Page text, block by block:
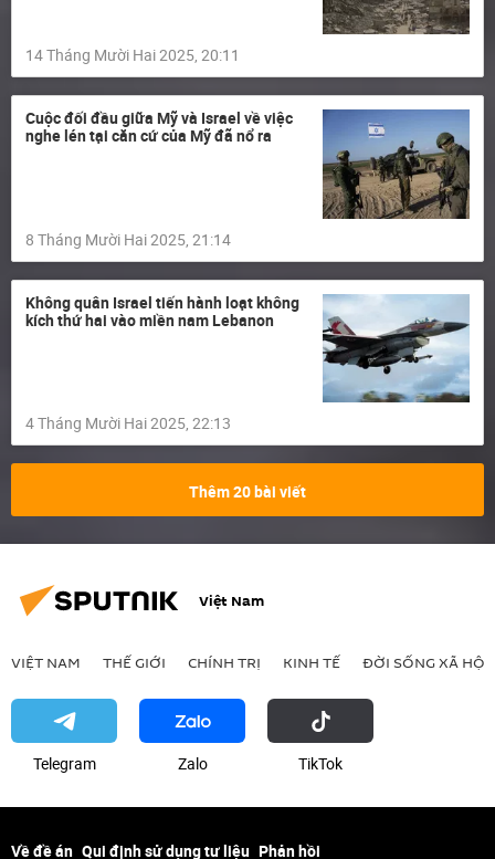
14 Tháng Mười Hai 2025, 20:11
Cuộc đối đầu giữa Mỹ và Israel về việc
nghe lén tại căn cứ của Mỹ đã nổ ra
8 Tháng Mười Hai 2025, 21:14
Không quân Israel tiến hành loạt không
kích thứ hai vào miền nam Lebanon
4 Tháng Mười Hai 2025, 22:13
Thêm 20 bài viết
Việt Nam
VIỆT NAM THẾ GIỚI CHÍNH TRỊ KINH TẾ ĐỜI SỐNG XÃ HỘI
Telegram Zalo ТikТоk
Về đề án Qui định sử dụng tư liệu Phản hồi